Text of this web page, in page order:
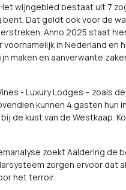
wijngebied bestaat uit 7
Dat geldt ook voor de
Anno 2025 staat
in Nederland en
maken en aanverwante
- Luxury Lodges – zoals
kunnen 4 gasten hun
de kust van de Westkaap.
zoekt Aaldering de
zorgen ervoor dat
het terroir.